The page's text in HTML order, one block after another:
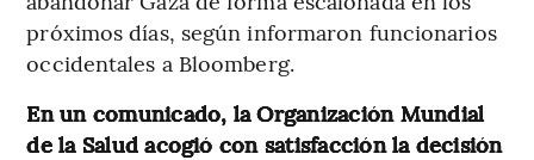
próximos días, según informaron funcionarios
occidentales a Bloomberg.
En un comunicado, la Organización Mundial
de la Salud acogió con satisfacción la decisión